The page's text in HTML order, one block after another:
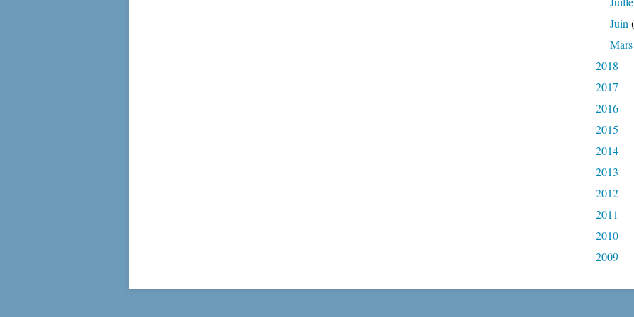
Juin
Mars
2018
2017
2016
2015
2014
2013
2012
2011
2010
2009